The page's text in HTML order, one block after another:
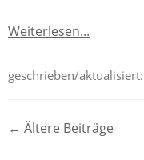
Weiterlesen...
geschrieben/aktualisiert:
Beitragsnavigation
← Ältere Beiträge